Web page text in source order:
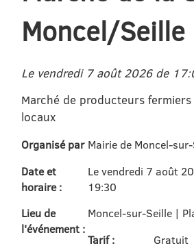
Moncel/Seille
Le vendredi 7 août 2026 de
Marché de producteurs
locaux
Organisé par Mairie de Moncel-
Date et
horaire :
Le vendredi 7 août
19:30
Lieu de
l'événement :
Moncel-sur-Seille |
Tarif :
Gratuit